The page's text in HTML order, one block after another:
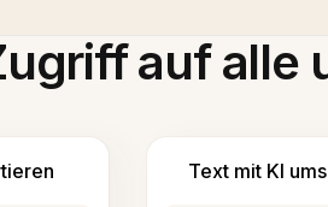
auf alle
Text mit KI